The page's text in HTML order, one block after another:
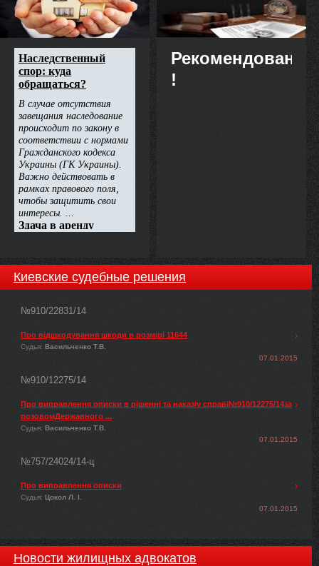
Рекомендовано
!
Киевские судебные решения
№910/22831/14
Про відшкодування шкоди в розмірі 11644
Судья: Васильченко Т.В.
07.01.2015
№910/12275/14
Про виправлення описки в рішенні та наказіу справі№910/12275/14за
позовомДержавного ...
Судья: Васильченко Т.В.
07.01.2015
№757/24024/14-ц
Про виправлення описки
Судья: Цокол Л. І.
07.01.2015
Новости жилищных адвокатов